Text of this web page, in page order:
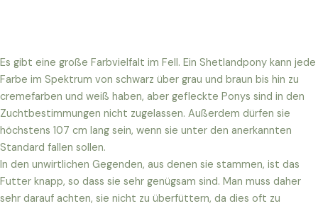
Es gibt eine große Farbvielfalt im Fell. Ein Shetlandpony kann jede
Farbe im Spektrum von schwarz über grau und braun bis hin zu
cremefarben und weiß haben, aber gefleckte Ponys sind in den
Zuchtbestimmungen nicht zugelassen. Außerdem dürfen sie
höchstens 107 cm lang sein, wenn sie unter den anerkannten
Standard fallen sollen.
In den unwirtlichen Gegenden, aus denen sie stammen, ist das
Futter knapp, so dass sie sehr genügsam sind. Man muss daher
sehr darauf achten, sie nicht zu überfüttern, da dies oft zu